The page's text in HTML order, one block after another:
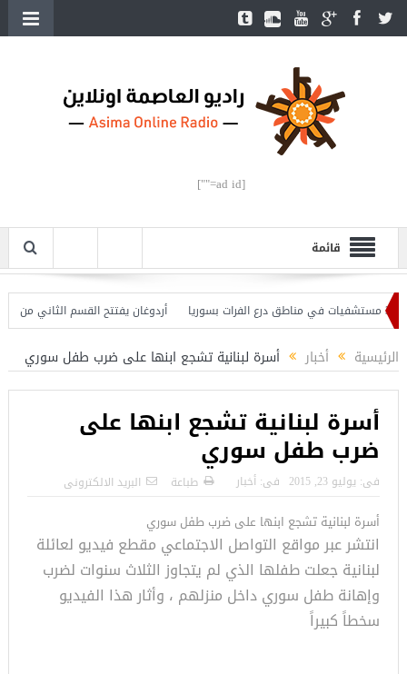
[ad id=""]
قائمة
أردوغان يفتتح القسم الثاني من خط
الرئيسية أخبار أسرة لبنانية تشجع ابنها على ضرب طفل سوري
أسرة لبنانية تشجع ابنها على
ضرب طفل سوري
فى: يوليو 23, 2015 فى: أخبار طباعة البريد الالكترونى
أسرة لبنانية تشجع ابنها على ضرب طفل سوري
انتشر عبر مواقع التواصل الاجتماعي مقطع فيديو لعائلة
لبنانية جعلت طفلها الذي لم يتجاوز الثلاث سنوات لضرب
وإهانة طفل سوري داخل منزلهم ، وأثار هذا الفيديو
سخطاً كبيراً